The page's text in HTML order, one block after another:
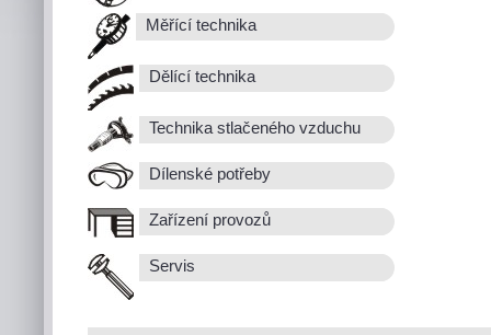
Měřící technika
Dělící technika
Technika stlačeného vzduchu
Dílenské potřeby
Zařízení provozů
Servis